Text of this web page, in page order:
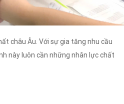
châu Âu. Với sự gia tăng nhu cầu
này luôn cần những nhân lực chất